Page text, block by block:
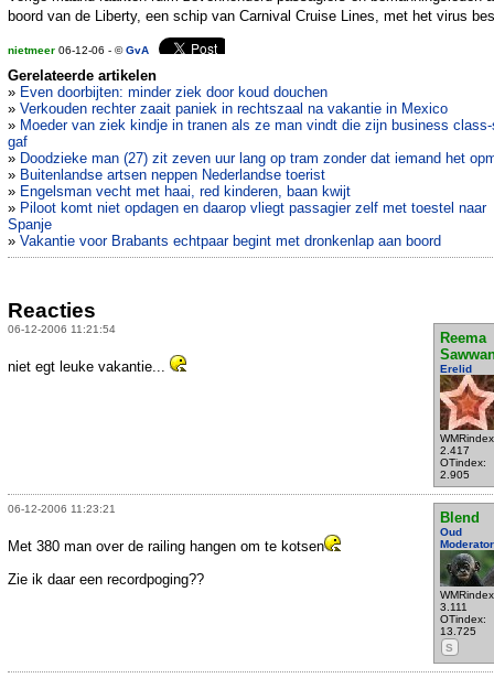
boord van de Liberty, een schip van Carnival Cruise Lines, met het virus
nietmeer 06-12-06 - ©GvA
Gerelateerde artikelen
» Even doorbijten: minder ziek door koud douchen
» Verkouden rechter zaait paniek in rechtszaal na vakantie in Mexico
» Moeder van ziek kindje in tranen als ze man vindt die zijn business
gaf
» Doodzieke man (27) zit zeven uur lang op tram zonder dat iemand het
» Buitenlandse artsen neppen Nederlandse toerist
» Engelsman vecht met haai, red kinderen, baan kwijt
» Piloot komt niet opdagen en daarop vliegt passagier zelf met toestel naar
Spanje
» Vakantie voor Brabants echtpaar begint met dronkenlap aan boord
Reacties
06-12-2006 11:21:54
Reema
Erelid
2.417
OTindex:
2.905
niet egt leuke vakantie...
06-12-2006 11:23:21
Blend
Oud
Moderator
3.111
OTindex:
13.725
S
Met 380 man over de railing hangen om te kotsen
Zie ik daar een recordpoging??